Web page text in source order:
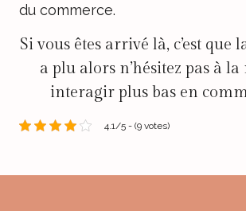
du commerce.
Si vous êtes arrivé là, c’est que
a plu alors n’hésitez pas à
interagir plus bas en
4.1/5 - (9 votes)